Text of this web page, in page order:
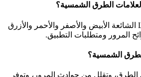
تشمل ألوان مصابيح LED الشائعة الأبيض والأصفر والأحمر والأزرق
المرور ومتطلبات التطبيق.
وتقلل من حوادث المرور، وتوفر